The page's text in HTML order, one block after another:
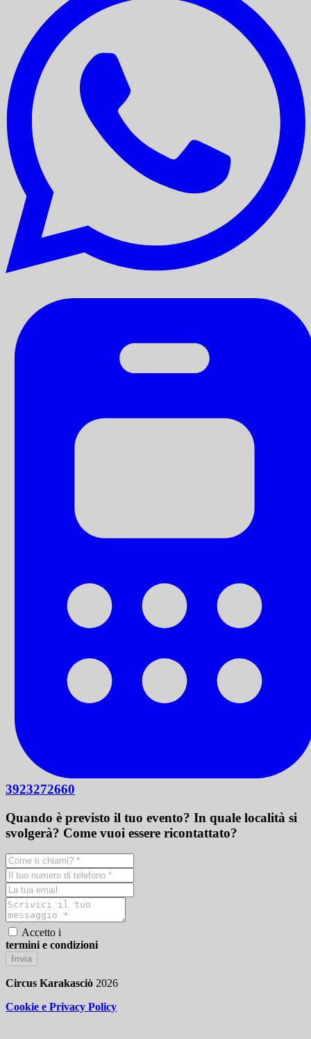
3923272660
Quando è previsto il tuo evento? In quale località si
svolgerà? Come vuoi essere ricontattato?
Accetto i
termini e condizioni
Invia
Circus Karakasciò 2026
Cookie e Privacy Policy